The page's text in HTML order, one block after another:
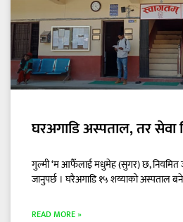
घरअगाडि अस्पताल, तर सेवा
गुल्मी ‘म आफैँलाई मधुमेह (सुगर) छ,
जानुपर्छ । घरैअगाडि १५ शय्याको अस्पताल
READ MORE »